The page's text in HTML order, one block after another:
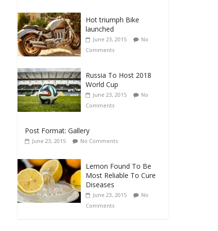
Hot triumph Bike
launched
June 23, 2015
No
Comments
Russia To Host 2018
World Cup
June 23, 2015
No
Comments
Post Format: Gallery
June 23, 2015 No Comments
Lemon Found To Be
Most Reliable To Cure
Diseases
June 23, 2015
No
Comments